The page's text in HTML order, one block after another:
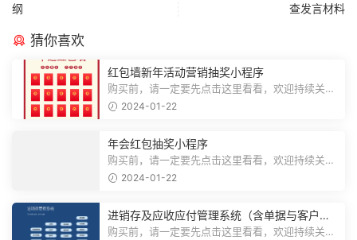
纲
查发言材料
猜你喜欢
红包墙新年活动营销抽奖小程序
购买前，请一定要先点击这里看看，欢迎持续关
注，精彩模板每天推送预览结束，需要...
2024-01-22
年会红包抽奖小程序
购买前，请一定要先点击这里看看，欢迎持续关
注，精彩模板每天推送预览结束，需要...
2024-01-22
进销存及应收应付管理系统（含单据与客户对
账）
购买前，请一定要先点击这里看看，欢迎持续关